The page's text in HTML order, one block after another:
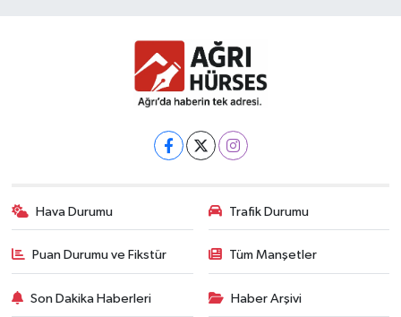
Hava Durumu Trafik Durumu
Puan Durumu ve Fikstür Tüm Manşetler
Son Dakika Haberleri Haber Arşivi